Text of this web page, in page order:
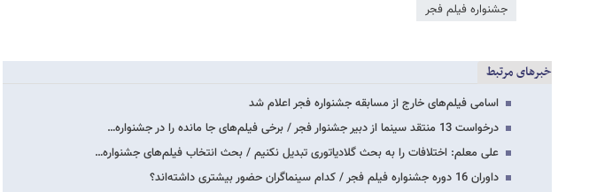
جشنواره فیلم فجر
خبرهای مرتبط
اسامی فیلم‌های خارج از مسابقه جشنواره فجر اعلام شد
درخواست 13 منتقد سینما از دبیر جشنوار فجر / برخی فیلم‌های جا مانده را در جشنواره…
علی معلم: اختلافات را به بحث گلادیاتوری تبدیل نکنیم / بحث انتخاب فیلم‌های جشنواره…
داوران 16 دوره جشنواره فیلم فجر / کدام سینماگران حضور بیشتری داشته‌اند؟